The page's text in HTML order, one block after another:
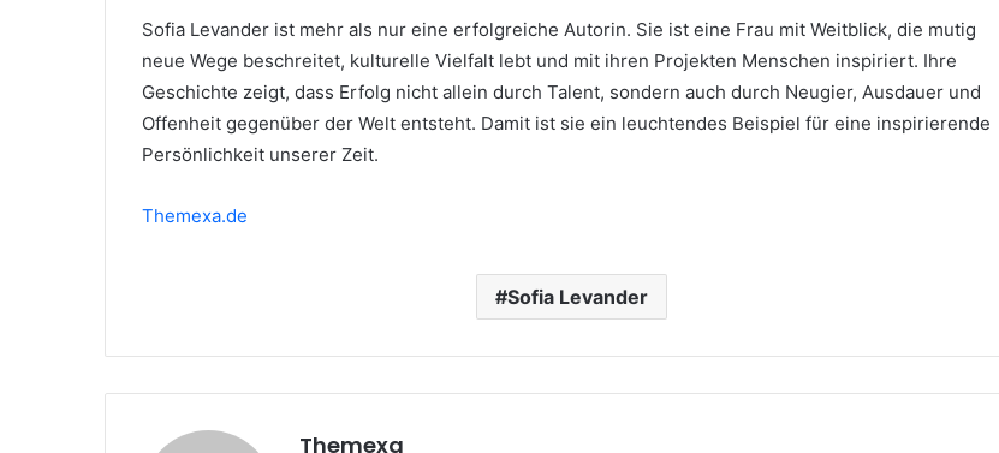
Sofia Levander ist mehr als nur eine erfolgreiche Autorin. Sie ist eine Frau mit Weitblick, die mutig
neue Wege beschreitet, kulturelle Vielfalt lebt und mit ihren Projekten Menschen inspiriert. Ihre
Geschichte zeigt, dass Erfolg nicht allein durch Talent, sondern auch durch Neugier, Ausdauer und
Offenheit gegenüber der Welt entsteht. Damit ist sie ein leuchtendes Beispiel für eine inspirierende
Persönlichkeit unserer Zeit.
Themexa.de
Sofia Levander
Themexa